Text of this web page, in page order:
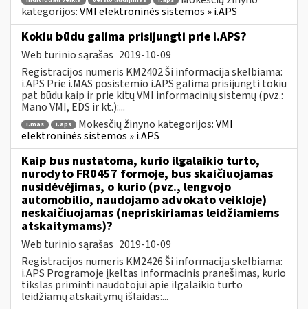
kategorijos:VMI elektroninės sistemos » i.APS
Kokiu būdu galima prisijungti prie i.APS?
Web turinio sąrašas 2019-10-09
Registracijos numeris KM2402 Ši informacija skelbiama:
i.APS Prie i.MAS posistemio i.APS galima prisijungti tokiu
pat būdu kaip ir prie kitų VMI informacinių sistemų (pvz.:
Mano VMI, EDS ir kt.):...
i.mas i.aps Mokesčių žinyno kategorijos:VMI
elektroninės sistemos » i.APS
Kaip bus nustatoma, kurio ilgalaikio turto,
nurodyto FR0457 formoje, bus skaičiuojamas
nusidėvėjimas, o kurio (pvz., lengvojo
automobilio, naudojamo advokato veikloje)
neskaičiuojamas (nepriskiriamas leidžiamiems
atskaitymams)?
Web turinio sąrašas 2019-10-09
Registracijos numeris KM2426 Ši informacija skelbiama:
i.APS Programoje įkeltas informacinis pranešimas, kurio
tikslas priminti naudotojui apie ilgalaikio turto
leidžiamų atskaitymų išlaidas:...